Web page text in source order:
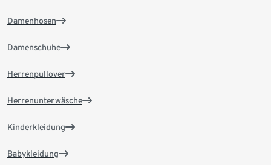
Damenhosen
Damenschuhe
Herrenpullover
Herrenunterwäsche
Kinderkleidung
Babykleidung